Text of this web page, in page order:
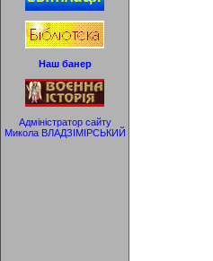
Наш банер
Адміністратор сайту
Микола ВЛАДЗІМІРСЬКИЙ